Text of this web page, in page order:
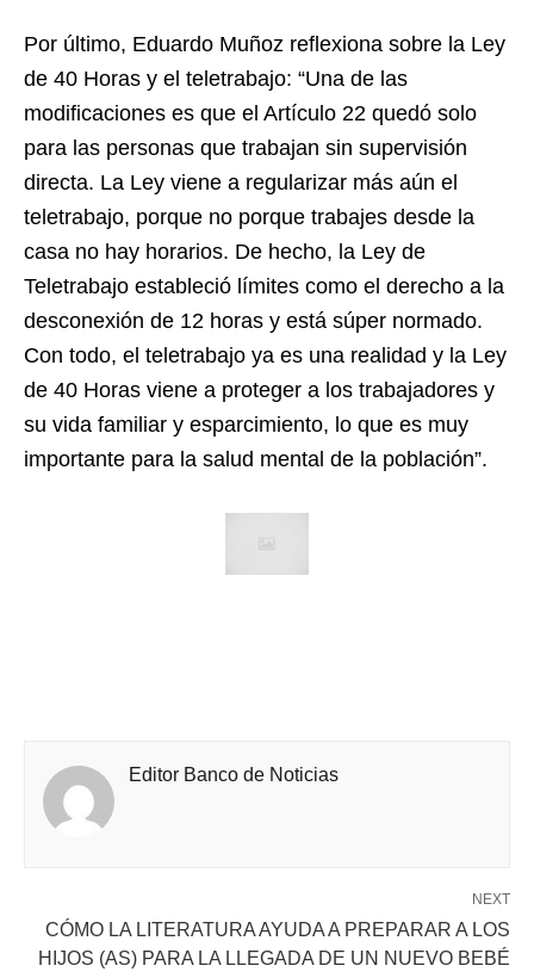
Por último, Eduardo Muñoz reflexiona sobre la Ley
de 40 Horas y el teletrabajo: “Una de las
modificaciones es que el Artículo 22 quedó solo
para las personas que trabajan sin supervisión
directa. La Ley viene a regularizar más aún el
teletrabajo, porque no porque trabajes desde la
casa no hay horarios. De hecho, la Ley de
Teletrabajo estableció límites como el derecho a la
desconexión de 12 horas y está súper normado.
Con todo, el teletrabajo ya es una realidad y la Ley
de 40 Horas viene a proteger a los trabajadores y
su vida familiar y esparcimiento, lo que es muy
importante para la salud mental de la población”.
Editor Banco de Noticias
NEXT
CÓMO LA LITERATURA AYUDA A PREPARAR A LOS
HIJOS (AS) PARA LA LLEGADA DE UN NUEVO BEBÉ